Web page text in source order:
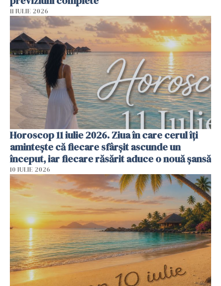
11 IULIE 2026
Horoscop 11 iulie 2026. Ziua în care cerul îți
amintește că fiecare sfârșit ascunde un
început, iar fiecare răsărit aduce o nouă șansă
10 IULIE 2026